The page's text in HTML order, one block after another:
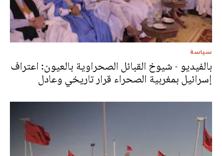
سياسة
بالفيديو - شيوخ القبائل الصحراوية بالعيون: اعتراف
إسرائيل بمغربية الصحراء قرار تاريخي وعادل